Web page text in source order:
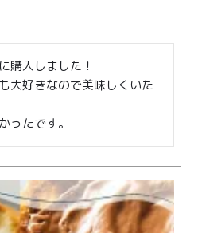
購入しました！
大好きなので美味しくいた
ったです。